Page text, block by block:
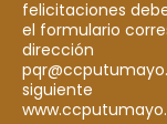
felicitaciones
el formulario